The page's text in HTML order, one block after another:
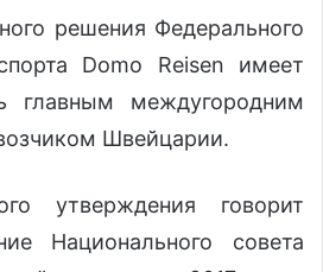
решения Федерального
Domo Reisen имеет
главным междугородним
Швейцарии.
утверждения говорит
Национального совета